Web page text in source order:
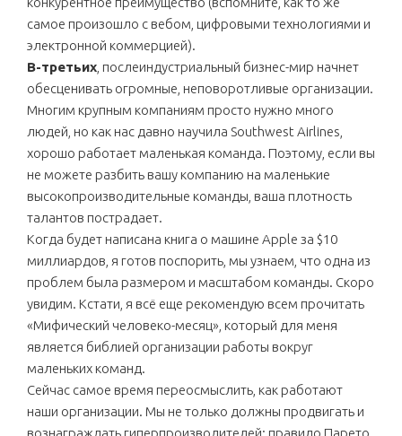
самое произошло с вебом, цифровыми технологиями и
электронной коммерцией).
В-третьих , послеиндустриальный бизнес-мир начнет
обесценивать огромные, неповоротливые организации.
Многим крупным компаниям просто нужно много
людей, но как нас давно научила Southwest Airlines,
хорошо работает маленькая команда. Поэтому, если вы
не можете разбить вашу компанию на маленькие
высокопроизводительные команды, ваша плотность
талантов пострадает.
Когда будет написана книга о машине Apple за $10
миллиардов, я готов поспорить, мы узнаем, что одна из
проблем была размером и масштабом команды. Скоро
увидим. Кстати, я всё еще рекомендую всем прочитать
«Мифический человеко-месяц», который для меня
является библией организации работы вокруг
маленьких команд.
Сейчас самое время переосмыслить, как работают
наши организации. Мы не только должны продвигать и
вознаграждать гиперпроизводителей; правило Парето